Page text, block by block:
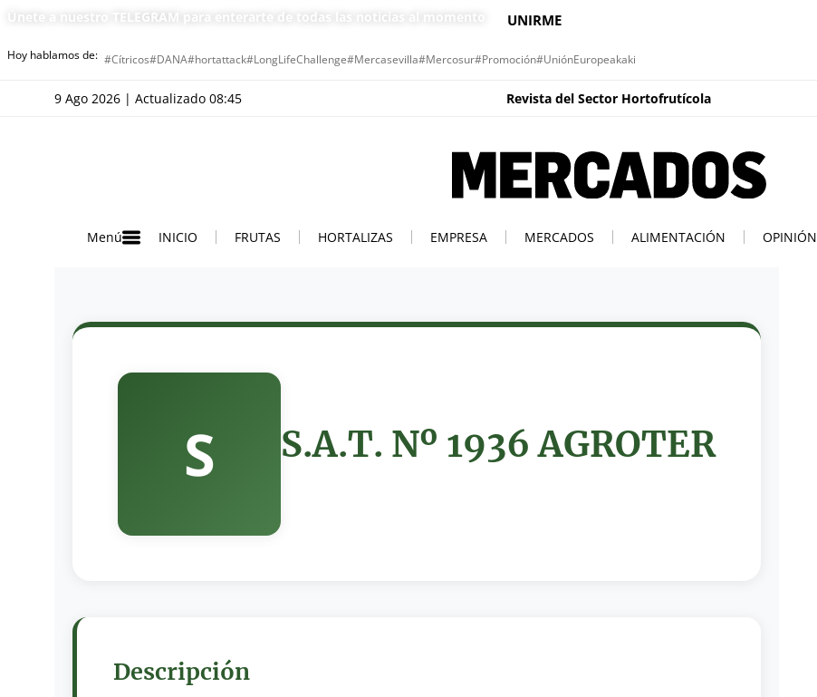
Únete a nuestro TELEGRAM para enterarte de todas las noticias al momento UNIRME
Hoy hablamos de: #Cítricos#DANA#hortattack#LongLifeChallenge#Mercasevilla#Mercosur#Promoción#UniónEuropeakaki
9 Ago 2026 | Actualizado 08:45 Revista del Sector Hortofrutícola
Menú INICIO FRUTAS HORTALIZAS EMPRESA MERCADOS ALIMENTACIÓN OPINIÓN
S S.A.T. Nº 1936 AGROTER
Descripción